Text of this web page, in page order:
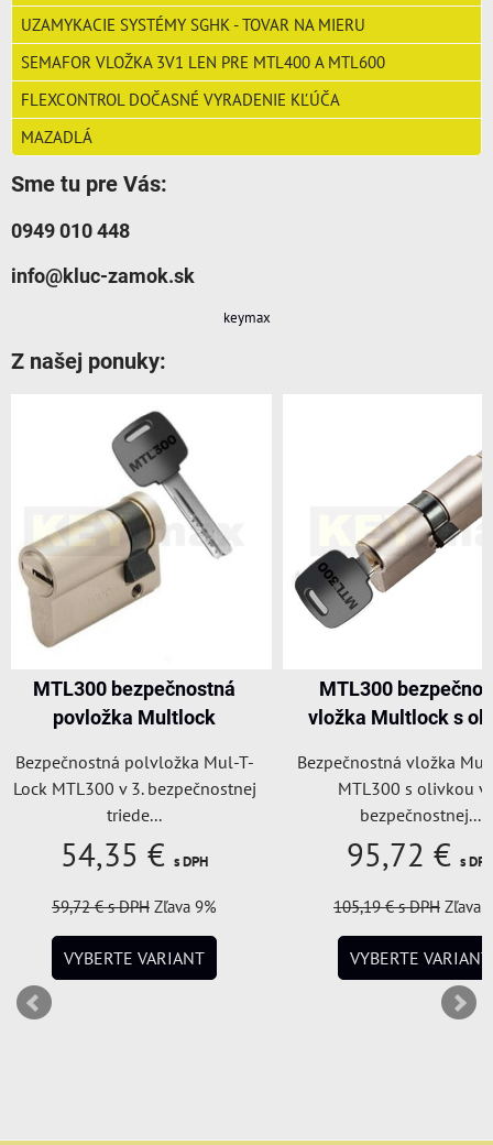
UZAMYKACIE SYSTÉMY SGHK - TOVAR NA MIERU
SEMAFOR VLOŽKA 3V1 LEN PRE MTL400 A MTL600
FLEXCONTROL DOČASNÉ VYRADENIE KĽÚČA
MAZADLÁ
Sme tu pre Vás:
0949 010 448
info@kluc-zamok.sk
keymax
Z našej ponuky:
MTL300 bezpečnostná
vložka Multlock s olivkou
Bezpečnostná vložka Mul-T-Lock
MTL300 s olivkou v 3.
bezpečnostnej...
95,72 €s DPH
105,19 €s DPH Zľava 9%
VYBERTE VARIANT
FAB 3 PROFI
polvložka
Polvložka FAB3
bezpečnostnej
chránená...
28,60 €s
VYBERTE